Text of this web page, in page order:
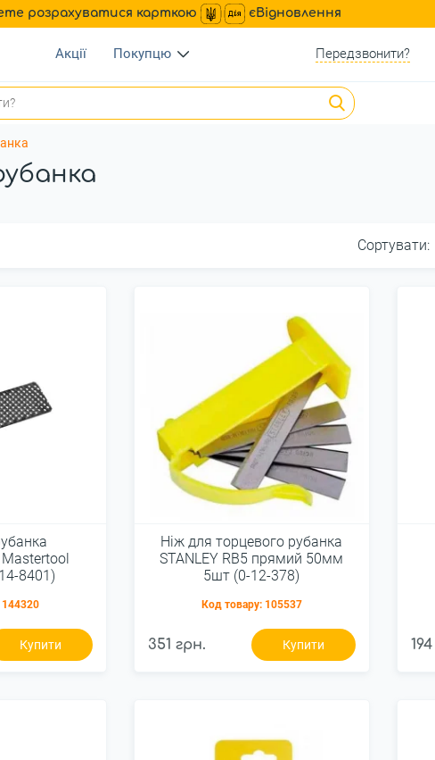
розрахуватися карткою єВідновлення
Акції Покупцю Передзвонити?
Сортувати:
8401)
144320
Купити
Ніж для торцевого рубанка
STANLEY RВ5 прямий 50мм
5шт (0-12-378)
Код товару: 105537
351 грн. Купити